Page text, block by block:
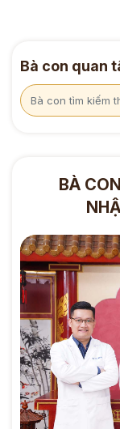
Bà con quan
BÀ